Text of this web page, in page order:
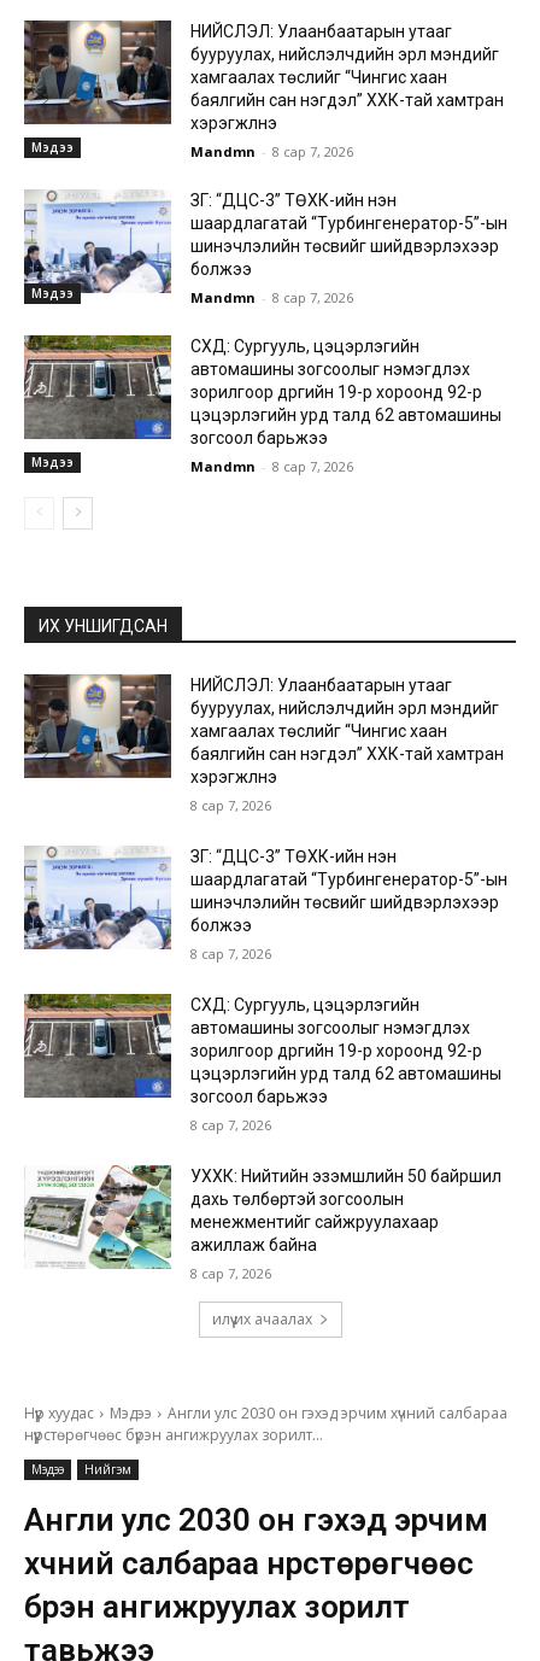
Мэдээ
НИЙСЛЭЛ: Улаанбаатарын утааг
бууруулах, нийслэлчүүдийн эрүүл мэндийг
хамгаалах төслийг “Чингис хаан
баялгийн сан нэгдэл” ХХК-тай хамтран
хэрэгжүүлнэ
Mandmn - 8 сар 7, 2026
Мэдээ
ЗГ: “ДЦС-3” ТӨХК-ийн нэн
шаардлагатай “Турбингенератор-5”-ын
шинэчлэлийн төсвийг шийдвэрлэхээр
болжээ
Mandmn - 8 сар 7, 2026
Мэдээ
СХД: Сургууль, цэцэрлэгийн
автомашины зогсоолыг нэмэгдүүлэх
зорилгоор дүүргийн 19-р хороонд 92-р
цэцэрлэгийн урд талд 62 автомашины
зогсоол барьжээ
Mandmn - 8 сар 7, 2026
ИХ УНШИГДСАН
НИЙСЛЭЛ: Улаанбаатарын утааг
бууруулах, нийслэлчүүдийн эрүүл мэндийг
хамгаалах төслийг “Чингис хаан
баялгийн сан нэгдэл” ХХК-тай хамтран
хэрэгжүүлнэ
8 сар 7, 2026
ЗГ: “ДЦС-3” ТӨХК-ийн нэн
шаардлагатай “Турбингенератор-5”-ын
шинэчлэлийн төсвийг шийдвэрлэхээр
болжээ
8 сар 7, 2026
СХД: Сургууль, цэцэрлэгийн
автомашины зогсоолыг нэмэгдүүлэх
зорилгоор дүүргийн 19-р хороонд 92-р
цэцэрлэгийн урд талд 62 автомашины
зогсоол барьжээ
8 сар 7, 2026
УХХК: Нийтийн эзэмшлийн 50 байршил
дахь төлбөртэй зогсоолын
менежментийг сайжруулахаар
ажиллаж байна
8 сар 7, 2026
илүү их ачаалах